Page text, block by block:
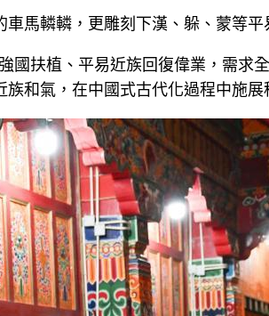
馬轔轔，更雕刻下漢、躲、蒙等平
國扶植、平易近族回復偉業，需求
和氣，在中國式古代化過程中施展